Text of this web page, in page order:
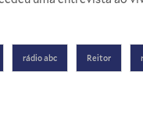
rádio abc Reitor